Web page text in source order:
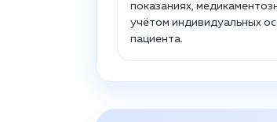
показаниях,
учётом индивидуальных
пациента.